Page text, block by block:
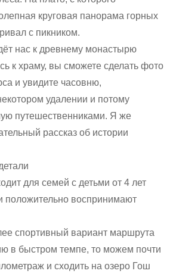
круговая панорама горных
с пикником.
нас к древнему монастырю
к храму, вы сможете сделать фото
и увидите часовню,
удалении и потому
путешественниками. Я же
рассказ об истории
для семей с детьми от 4 лет
положительно воспринимают
спортивный вариант маршрута
в быстром темпе, то можем почти
и сходить на озеро Гош